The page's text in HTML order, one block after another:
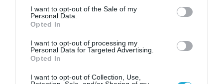
consent section.
I want to opt-out of the Sale of my
Personal Data.
Opted In
I want to opt-out of processing my
Personal Data for Targeted Advertising.
Opted In
I want to opt-out of Collection, Use,